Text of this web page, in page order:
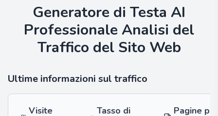
Generatore di Testa AI
Professionale Analisi del
Traffico del Sito Web
Ultime informazioni sul traffico
Visite
Tasso di
Pagine